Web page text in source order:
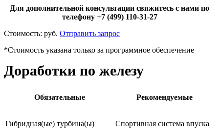
Для дополнительной консультации свяжитесь с нами по
телефону +7 (499) 110-31-27
Стоимость: руб. Отправить запрос
*Стоимость указана только за программное обеспечение
Доработки по железу
Обязательные Рекомендуемые
Гибридная(ые) турбина(ы) Спортивная система впуска